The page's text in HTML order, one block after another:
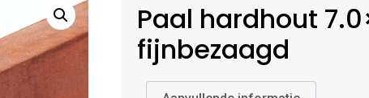
Paal hardhout
fijnbezaagd